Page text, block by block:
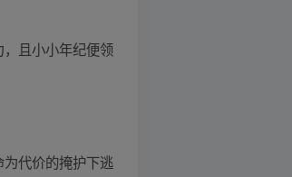
且小小年纪便领
代价的掩护下逃